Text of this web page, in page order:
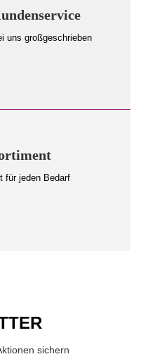
uns großgeschrieben
für jeden Bedarf
sichern